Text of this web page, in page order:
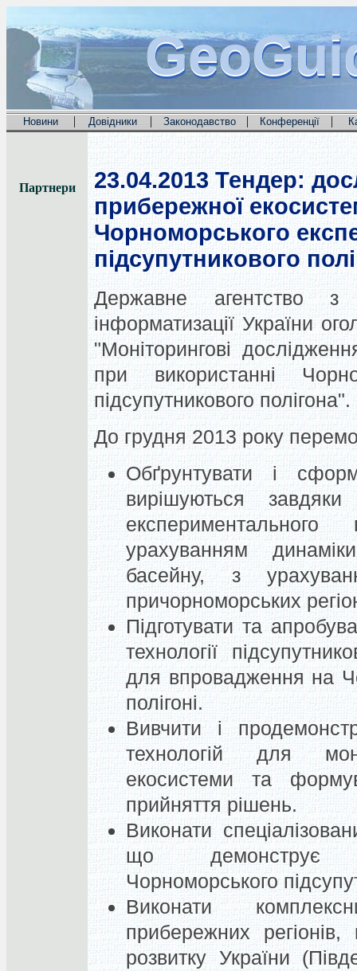
Новини | Довідники | Законодавство | Конференції |
Партнери 23.04.2013 Тендер:
прибережної
Чорноморського
підсупутникового
Державне агентство
інформатизації України
"Моніторингові
при використанні
підсупутникового полігона".
До грудня 2013 року
Обґрунтувати і
вирішуються
експериментального
урахуванням
басейну, з
причорноморських
Підготувати та
технології
для впровадження на
полігоні.
Вивчити і
технологій для
екосистеми та
прийняття рішень.
Виконати
що демонструє
Чорноморського
Виконати
прибережних
розвитку України